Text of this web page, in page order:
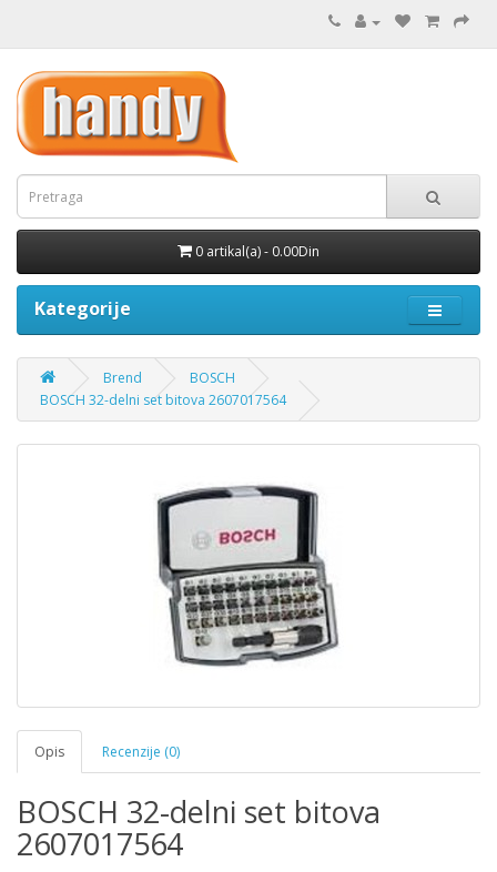
0 artikal(a) - 0.00Din
Kategorije
Brend
BOSCH
BOSCH 32-delni set bitova 2607017564
Opis Recenzije (0)
BOSCH 32-delni set bitova
2607017564